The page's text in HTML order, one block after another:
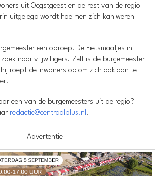
uit Oegstgeest en de rest van de regio
uitgelegd wordt hoe men zich kan weren
een oproep. De Fietsmaatjes in
naar vrijwilligers. Zelf is de burgemeester
roept de inwoners op om zich ook aan te
een van de burgemeesters uit de regio?
redactie@centraalplus.nl.
Advertentie